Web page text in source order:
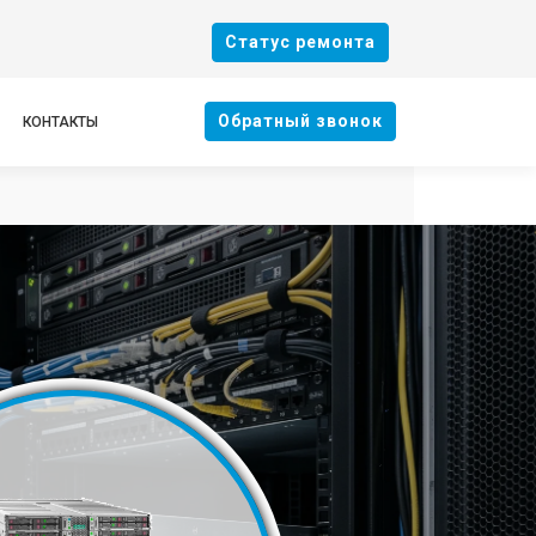
Cтатус ремонта
КОНТАКТЫ Oбратный звонок